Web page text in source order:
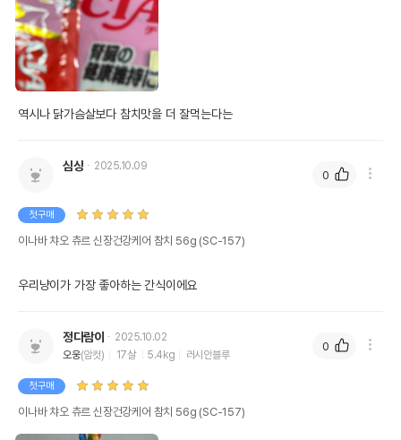
역시나 닭가슴살보다 참치맛을 더 잘먹는다는
심상 2025.10.09
첫구매
이나바 챠오 츄르 신장건강케어 참치 56g (SC-157)
우리냥이가 가장 좋아하는 간식이에요
0
정다람이
2025.10.02
오웅(암컷) 17살 5.4kg 러시안블루
첫구매
이나바 챠오 츄르 신장건강케어 참치 56g (SC-157)
0